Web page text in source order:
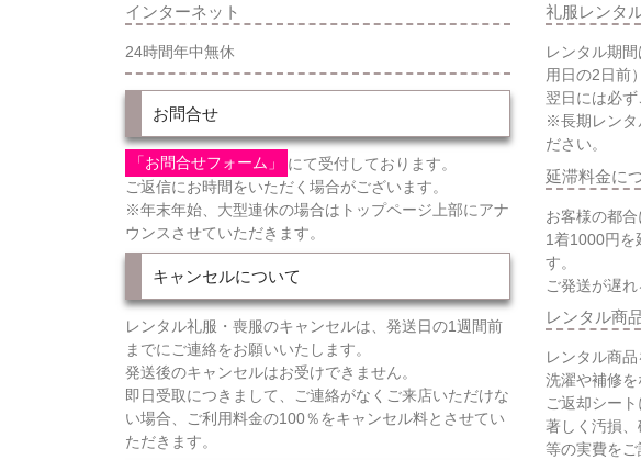
インターネット
24時間年中無休
お問合せ
「お問合せフォーム」
にて受付しております。
ご返信にお時間をいただく場合がございます。
※年末年始、大型連休の場合はトップページ上部にアナ
ウンスさせていただきます。
キャンセルについて
レンタル礼服・喪服のキャンセルは、発送日の1週間前
までにご連絡をお願いいたします。
発送後のキャンセルはお受けできません。
即日受取につきまして、ご連絡がなくご来店いただけな
い場合、ご利用料金の100％をキャンセル料とさせてい
ただきます。
礼服レンタ
レンタル期
用日の2日前
翌日には必ず
※長期レンタ
ださい。
延滞料金に
お客様の都
1着1000円を
す。
ご発送が遅
レンタル商
レンタル商
洗濯や補修を
ご返却シー
著しく汚損
等の実費をご